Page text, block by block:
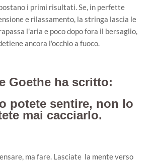
i primi risultati. Se, in perfette
e rilassamento, la stringa lascia le
l'aria e poco dopo fora il bersaglio,
ancora l'occhio a fuoco.
Goethe ha scritto:
potete sentire, non lo
mai cacciarlo.
ma fare. Lasciate la mente verso